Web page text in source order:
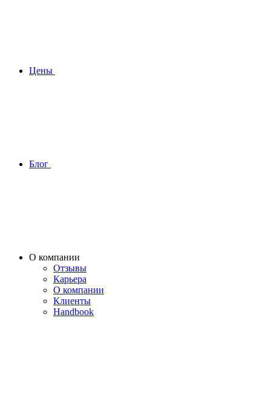
Цены
Блог
О компании
Отзывы
Карьера
О компании
Клиенты
Handbook